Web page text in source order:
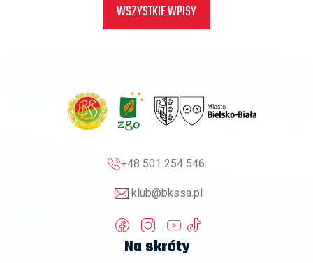
WSZYSTKIE WPISY
+48 501 254 546
klub@bkssa.pl
Na skróty